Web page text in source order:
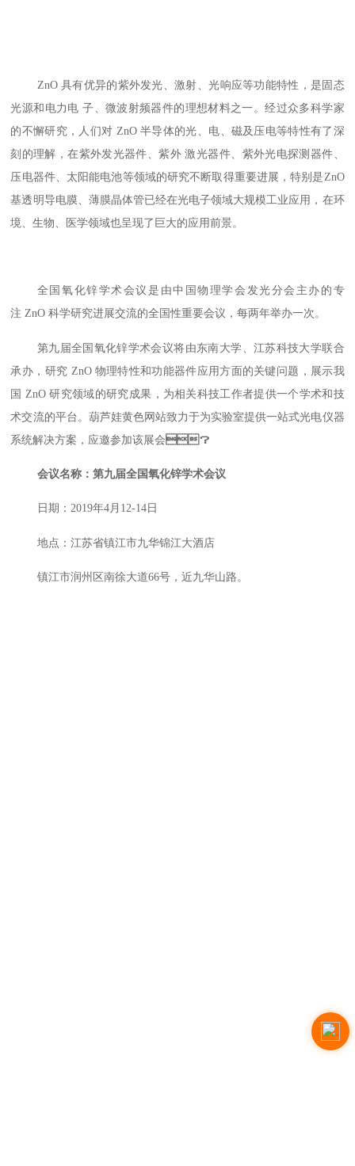
ZnO 具有优异的紫外发光、激射、光响应等功能特性，是固态
光源和电力电 子、微波射频器件的理想材料之一。经过众多科学家
的不懈研究，人们对 ZnO 半导体的光、电、磁及压电等特性有了深
刻的理解，在紫外发光器件、紫外 激光器件、紫外光电探测器件、
压电器件、太阳能电池等领域的研究不断取得重要进展，特别是ZnO
基透明导电膜、薄膜晶体管已经在光电子领域大规模工业应用，在环
境、生物、医学领域也呈现了巨大的应用前景。
全国氧化锌学术会议是由中国物理学会发光分会主办的专
注 ZnO 科学研究进展交流的全国性重要会议，每两年举办一次。
第九届全国氧化锌学术会议将由东南大学、江苏科技大学联合
承办，研究 ZnO 物理特性和功能器件应用方面的关键问题，展示我
国 ZnO 研究领域的研究成果，为相关科技工作者提供一个学术和技
术交流的平台。葫芦娃黄色网站致力于为实验室提供一站式光电仪器
系统解决方案，应邀参加该展会？
会议名称：第九届全国氧化锌学术会议
日期：2019年4月12-14日
地点：江苏省镇江市九华锦江大酒店
镇江市润州区南徐大道66号，近九华山路。